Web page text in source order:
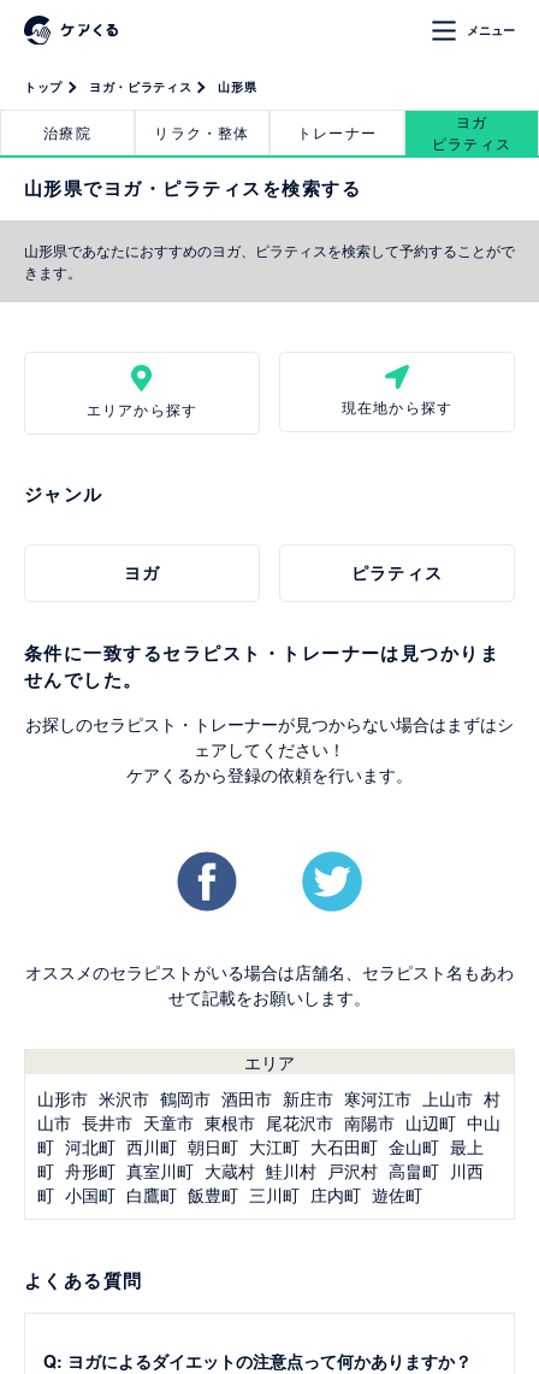
メニュー
トップ ヨガ・ピラティス 山形県
治療院 リラク・整体 トレーナー
ヨガ
ピラティス
山形県でヨガ・ピラティスを検索する
山形県であなたにおすすめのヨガ、ピラティスを検索して予約することがで
きます。
エリアから探す 現在地から探す
ジャンル
ヨガ ピラティス
条件に一致するセラピスト・トレーナーは見つかりま
せんでした。
お探しのセラピスト・トレーナーが見つからない場合はまずはシ
ェアしてください！
ケアくるから登録の依頼を行います。
オススメのセラピストがいる場合は店舗名、セラピスト名もあわ
せて記載をお願いします。
エリア
山形市 米沢市 鶴岡市 酒田市 新庄市 寒河江市 上山市 村
山市 長井市 天童市 東根市 尾花沢市 南陽市 山辺町 中山
町 河北町 西川町 朝日町 大江町 大石田町 金山町 最上
町 舟形町 真室川町 大蔵村 鮭川村 戸沢村 高畠町 川西
町 小国町 白鷹町 飯豊町 三川町 庄内町 遊佐町
よくある質問
Q: ヨガによるダイエットの注意点って何かありますか？